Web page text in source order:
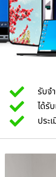
รับจ
ได้รั
ประ